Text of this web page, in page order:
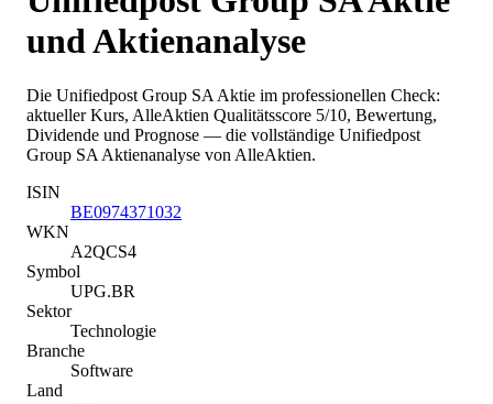
und Aktienanalyse
Die Unifiedpost Group SA Aktie im professionellen Check:
aktueller Kurs, AlleAktien Qualitätsscore 5/10, Bewertung,
Dividende und Prognose — die vollständige Unifiedpost
Group SA Aktienanalyse von AlleAktien.
ISIN
BE0974371032
WKN
A2QCS4
Symbol
UPG.BR
Sektor
Technologie
Branche
Software
Land